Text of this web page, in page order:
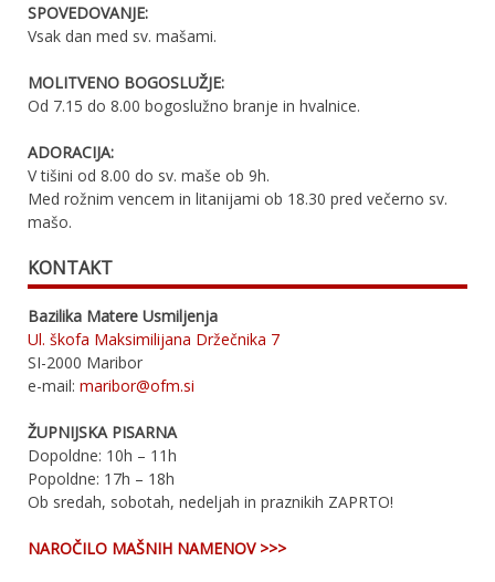
SPOVEDOVANJE:
Vsak dan med sv. mašami.
MOLITVENO BOGOSLUŽJE:
Od 7.15 do 8.00 bogoslužno branje in hvalnice.
ADORACIJA:
V tišini od 8.00 do sv. maše ob 9h.
Med rožnim vencem in litanijami ob 18.30 pred večerno sv.
mašo.
KONTAKT
Bazilika Matere Usmiljenja
Ul. škofa Maksimilijana Držečnika 7
SI-2000 Maribor
e-mail: maribor@ofm.si
ŽUPNIJSKA PISARNA
Dopoldne: 10h – 11h
Popoldne: 17h – 18h
Ob sredah, sobotah, nedeljah in praznikih ZAPRTO!
NAROČILO MAŠNIH NAMENOV >>>